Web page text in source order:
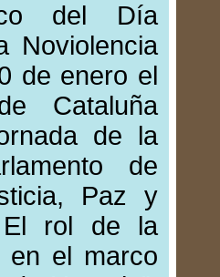
del Día
Noviolencia
de enero el
Cataluña
de la
de
Paz y
El rol de la
en el marco